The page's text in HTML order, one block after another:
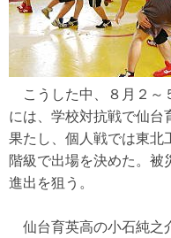
こうした中、８月２～
には、学校対抗戦で仙台
果たし、個人戦では東北
階級で出場を決めた。被
進出を狙う。
仙台育英高の小石純之